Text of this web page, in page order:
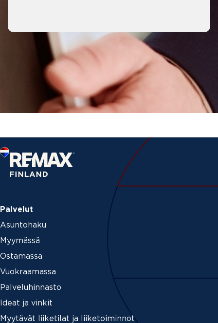
Palvelut
Asuntohaku
Myymässä
Ostamassa
Vuokraamassa
Palveluhinnasto
Ideat ja vinkit
Myytävät liiketilat ja liiketoiminnot